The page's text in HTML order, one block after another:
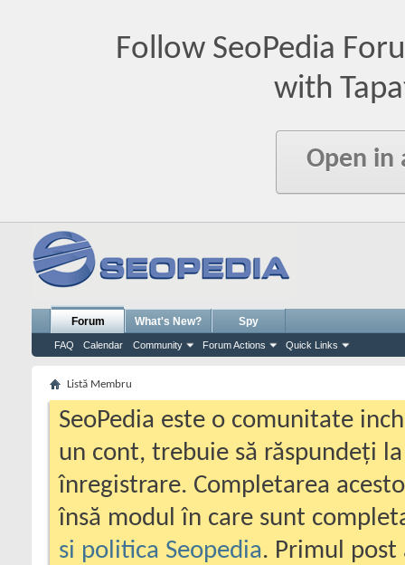
Follow SeoPedia
with
Open in
Forum
FAQ Calendar Community Forum Actions Quick Links
What's New? Spy
Listă Membru
SeoPedia este o comunitate
un cont, trebuie să răspundeți
înregistrare. Completarea
însă modul în care sunt
si politica Seopedia. Primul